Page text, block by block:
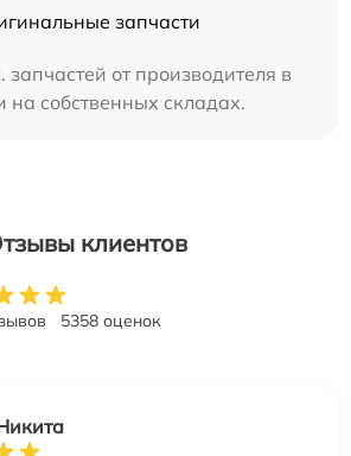
запчасти
запчастей от производителя в
на собственных складах.
клиентов
5358 оценок